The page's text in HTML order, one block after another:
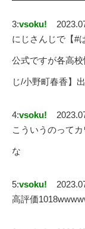
3:vsoku!
にじさんじで【#
公式ですが各高
じ/小野町春香】
4:vsoku!
こういうのって
な
5:vsoku!
高評価